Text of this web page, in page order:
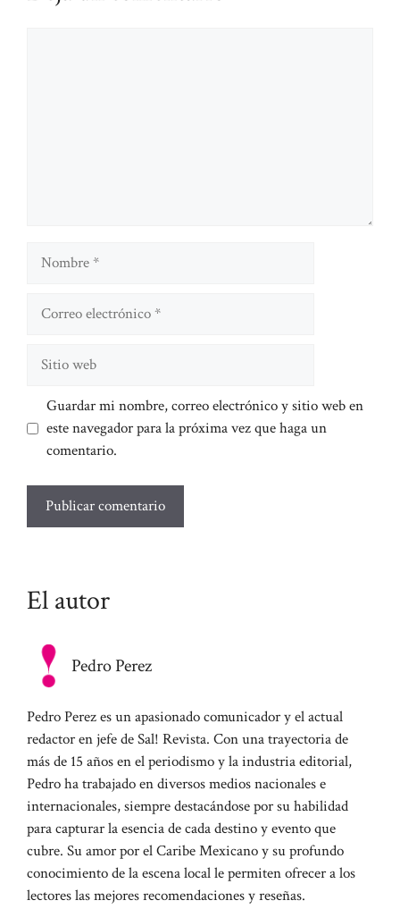
Nombre
Guardar mi nombre, correo electrónico y sitio web en
este navegador para la próxima vez que haga un
comentario.
El autor
Pedro Perez
Pedro Perez es un apasionado comunicador y el actual
redactor en jefe de Sal! Revista. Con una trayectoria de
más de 15 años en el periodismo y la industria editorial,
Pedro ha trabajado en diversos medios nacionales e
internacionales, siempre destacándose por su habilidad
para capturar la esencia de cada destino y evento que
cubre. Su amor por el Caribe Mexicano y su profundo
conocimiento de la escena local le permiten ofrecer a los
lectores las mejores recomendaciones y reseñas.